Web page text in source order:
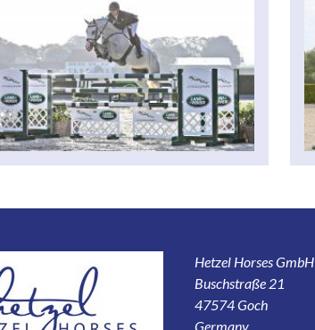
Hetzel Horses GmbH
Buschstraße 21
47574 Goch
Germany